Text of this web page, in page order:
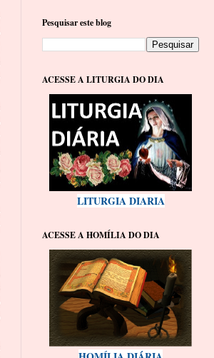
Pesquisar este blog
ACESSE A LITURGIA DO DIA
LITURGIA DIARIA
ACESSE A HOMÍLIA DO DIA